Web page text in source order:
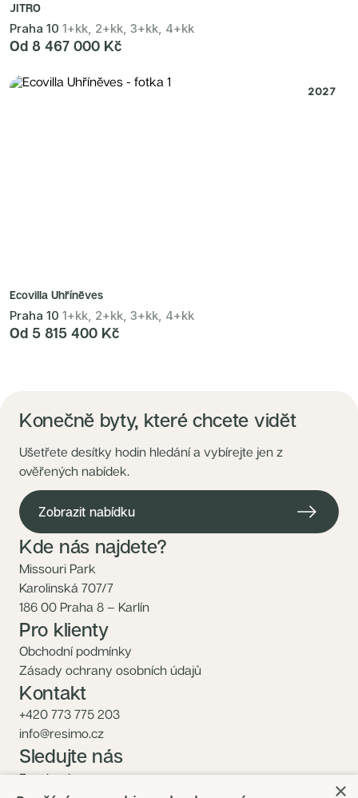
JITRO
Praha 10 1+kk, 2+kk, 3+kk, 4+kk
Od 8 467 000 Kč
2027
Ecovilla Uhříněves
Praha 10 1+kk, 2+kk, 3+kk, 4+kk
Od 5 815 400 Kč
Konečně byty, které chcete vidět
Ušetřete desítky hodin hledání a vybírejte jen z
ověřených nabídek.
Zobrazit nabídku
Kde nás najdete?
Missouri Park
Karolinská 707/7
186 00 Praha 8 – Karlín
Pro klienty
Obchodní podmínky
Zásady ochrany osobních údajů
Kontakt
+420 773 775 203
info@resimo.cz
Sledujte nás
Facebook
×